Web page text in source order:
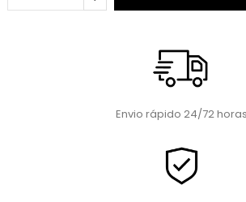
Envio rápido 24/72 horas